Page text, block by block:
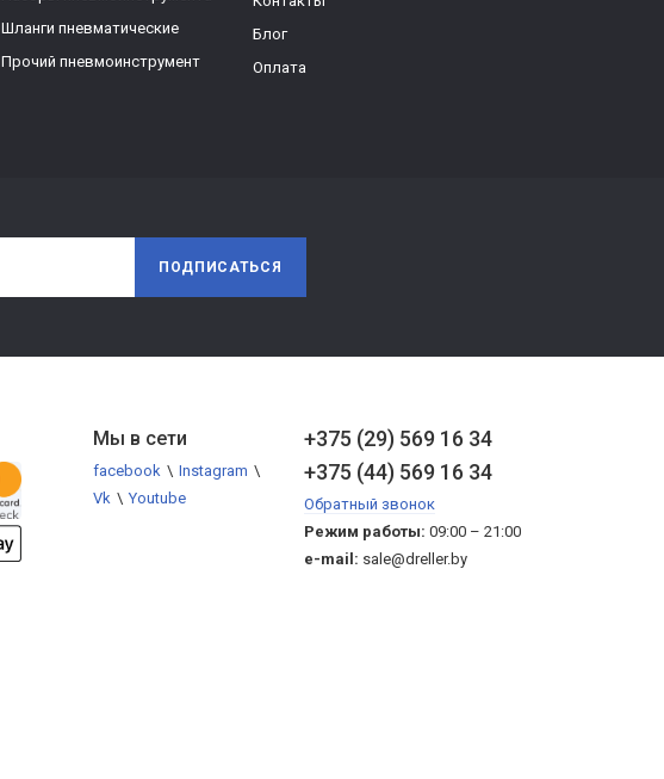
Шланги пневматические
Прочий пневмоинструмент
Блог
Оплата
ПОДПИСАТЬСЯ
+375 (29) 569 16 34
+375 (44) 569 16 34
Обратный звонок
Режим работы:09:00 – 21:00
e-mail: sale@dreller.by
Мы в сети
facebook \ Instagram \
Vk \ Youtube